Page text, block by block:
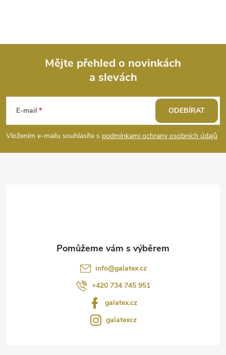
p
a
Mějte přehled o novinkách
a slevách
E-mail
Vložením e-mailu souhlasíte s podmínkami ochrany osobních údajů
ODEBÍRAT
info@galatex.cz
+420 734 745 951
galatex.cz
galatexcz